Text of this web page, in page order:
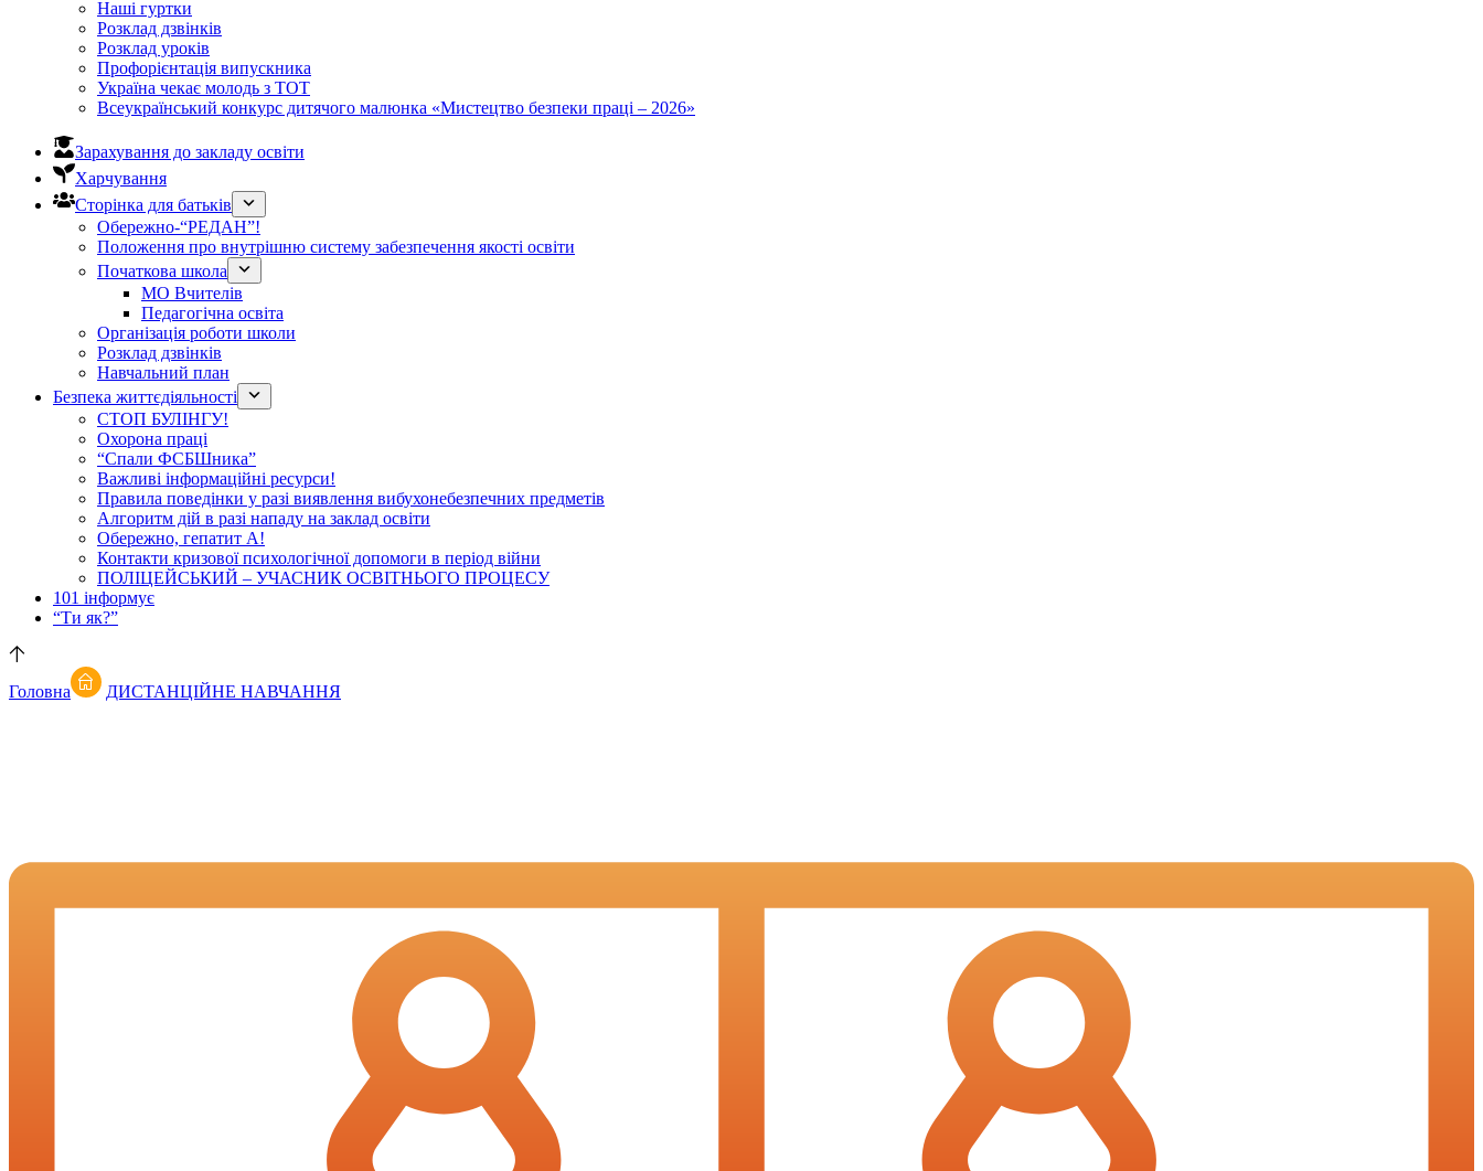
Наші гуртки
Розклад дзвінків
Розклад уроків
Профорієнтація випускника
Україна чекає молодь з ТОТ
Всеукраїнський конкурс дитячого малюнка «Мистецтво безпеки праці – 2026»
Зарахування до закладу освіти
Харчування
Сторінка для батьків
Обережно-“РЕДАН”!
Положення про внутрішню систему забезпечення якості освіти
Початкова школа
МО Вчителів
Педагогічна освіта
Організація роботи школи
Розклад дзвінків
Навчальний план
Безпека життєдіяльності
СТОП БУЛІНГУ!
Охорона праці
“Спали ФСБШника”
Важливі інформаційні ресурси!
Правила поведінки у разі виявлення вибухонебезпечних предметів
Алгоритм дій в разі нападу на заклад освіти
Обережно, гепатит А!
Контакти кризової психологічної допомоги в період війни
ПОЛІЦЕЙСЬКИЙ – УЧАСНИК ОСВІТНЬОГО ПРОЦЕСУ
101 інформує
“Ти як?”
Головна ДИСТАНЦІЙНЕ НАВЧАННЯ